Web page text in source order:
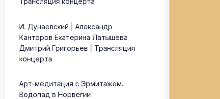
И. Дунаевский | Александр
Канторов Екатерина Латышева
Дмитрий Григорьев | Трансляция
концерта
Арт-медитация с Эрмитажем.
Водопад в Норвегии